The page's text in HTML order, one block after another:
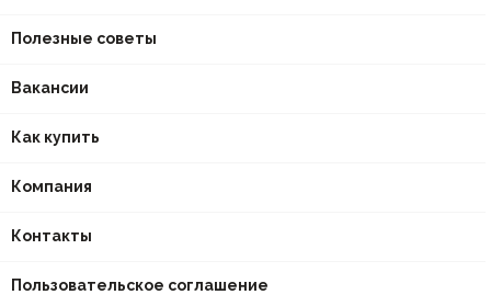
Полезные советы
Вакансии
Как купить
Компания
Контакты
Пользовательское соглашение